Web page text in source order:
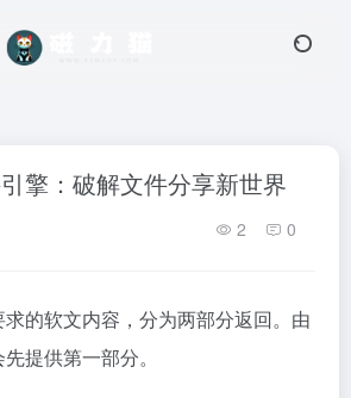
擎：破解文件分享新世界
2 0
的软文内容，分为两部分返回。由
提供第一部分。